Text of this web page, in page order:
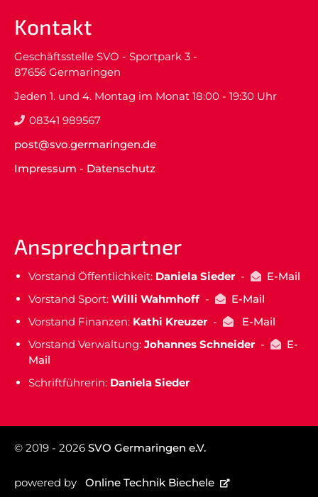
Kontakt
Geschäftsstelle SVO - Sportpark 3 -
87656 Germaringen
Jeden 1. und 4. Montag im Monat 18:00 - 19:30 Uhr
08341 989567
post@svo.germaringen.de
Impressum - Datenschutz
Ansprechpartner
Vorstand Öffentlichkeit: Daniela Sieder-
E-Mail
Vorstand Sport: Willi Wahmhoff-
E-Mail
Vorstand Finanzen: Kathi Kreuzer-
E-Mail
Vorstand Verwaltung: Johannes Schneider -
E-
Mail
Schriftführerin: Daniela Sieder
© 2019 - 2026 SVO Germaringen e.V.
powered by Online Technik Biechele